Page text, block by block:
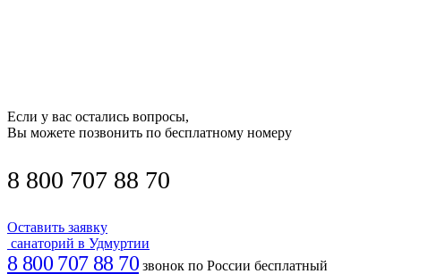
Если у вас остались вопросы,
Вы можете позвонить по бесплатному номеру
8 800 707 88 70
Оставить заявку
санаторий в Удмуртии
8 800 707 88 70 звонок по России бесплатный